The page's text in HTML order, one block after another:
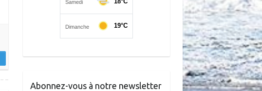
Abonnez-vous à notre newsletter